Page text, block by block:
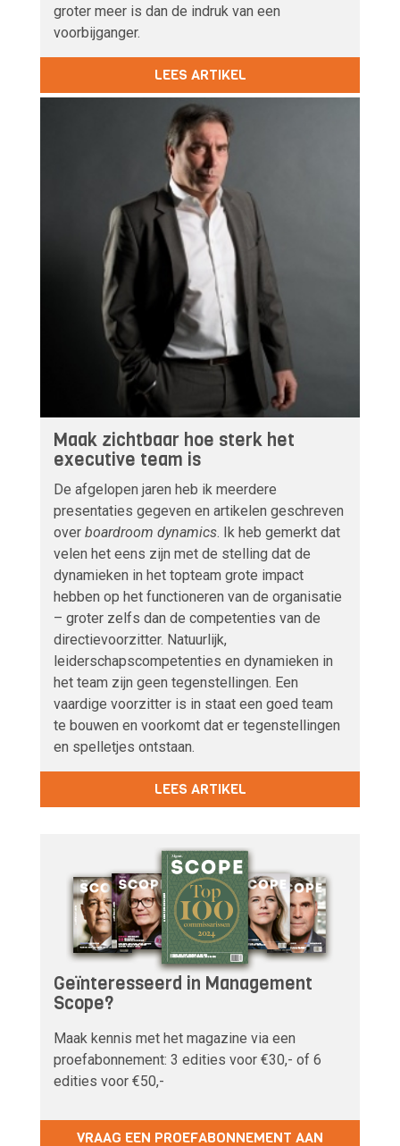
groter meer is dan de indruk van een
voorbijganger.
LEES ARTIKEL
Maak zichtbaar hoe sterk het
executive team is
De afgelopen jaren heb ik meerdere
presentaties gegeven en artikelen geschreven
over boardroom dynamics. Ik heb gemerkt dat
velen het eens zijn met de stelling dat de
dynamieken in het topteam grote impact
hebben op het functioneren van de organisatie
– groter zelfs dan de competenties van de
directievoorzitter. Natuurlijk,
leiderschapscompetenties en dynamieken in
het team zijn geen tegenstellingen. Een
vaardige voorzitter is in staat een goed team
te bouwen en voorkomt dat er tegenstellingen
en spelletjes ontstaan.
LEES ARTIKEL
Geïnteresseerd in Management
Scope?
Maak kennis met het magazine via een
proefabonnement: 3 edities voor €30,- of 6
edities voor €50,-
VRAAG EEN PROEFABONNEMENT AAN